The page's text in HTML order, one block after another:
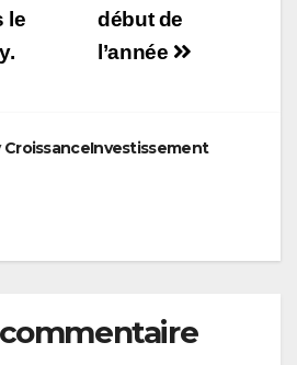
début de
l’année
le
CroissanceInvestissement